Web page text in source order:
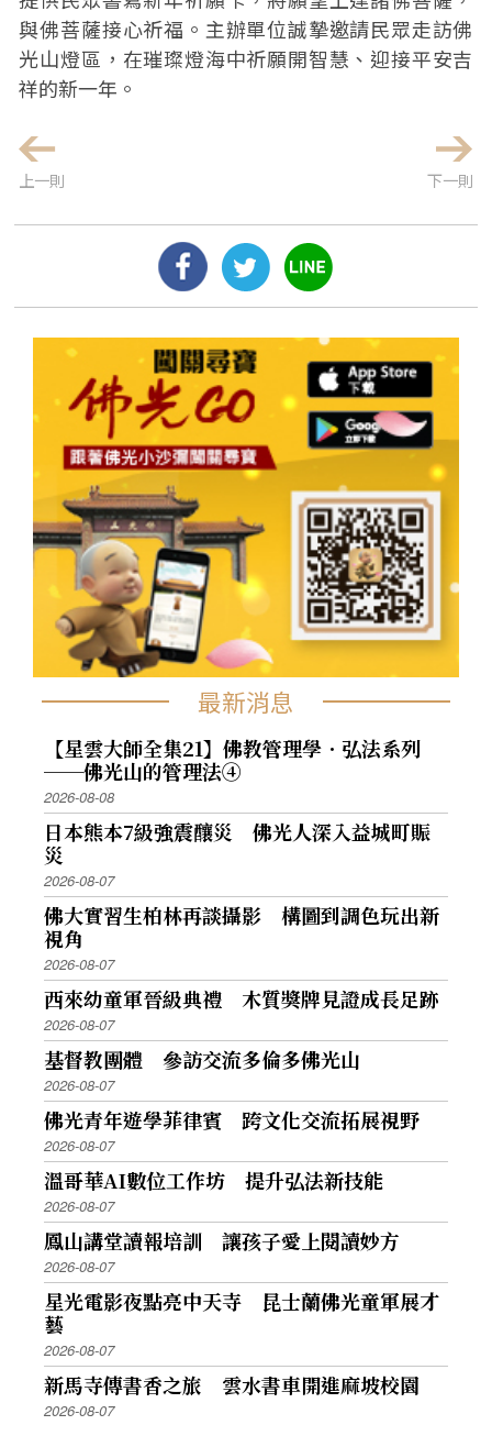
與佛菩薩接心祈福。主辦單位誠摯邀請民眾走訪佛
光山燈區，在璀璨燈海中祈願開智慧、迎接平安吉
祥的新一年。
上一則 下一則
最新消息
【星雲大師全集21】佛教管理學．弘法系列
──佛光山的管理法④
2026-08-08
日本熊本7級強震釀災 佛光人深入益城町賑
災
2026-08-07
佛大實習生柏林再談攝影 構圖到調色玩出新
視角
2026-08-07
西來幼童軍晉級典禮 木質獎牌見證成長足跡
2026-08-07
基督教團體 參訪交流多倫多佛光山
2026-08-07
佛光青年遊學菲律賓 跨文化交流拓展視野
2026-08-07
溫哥華AI數位工作坊 提升弘法新技能
2026-08-07
鳳山講堂讀報培訓 讓孩子愛上閱讀妙方
2026-08-07
星光電影夜點亮中天寺 昆士蘭佛光童軍展才
藝
2026-08-07
新馬寺傳書香之旅 雲水書車開進麻坡校園
2026-08-07